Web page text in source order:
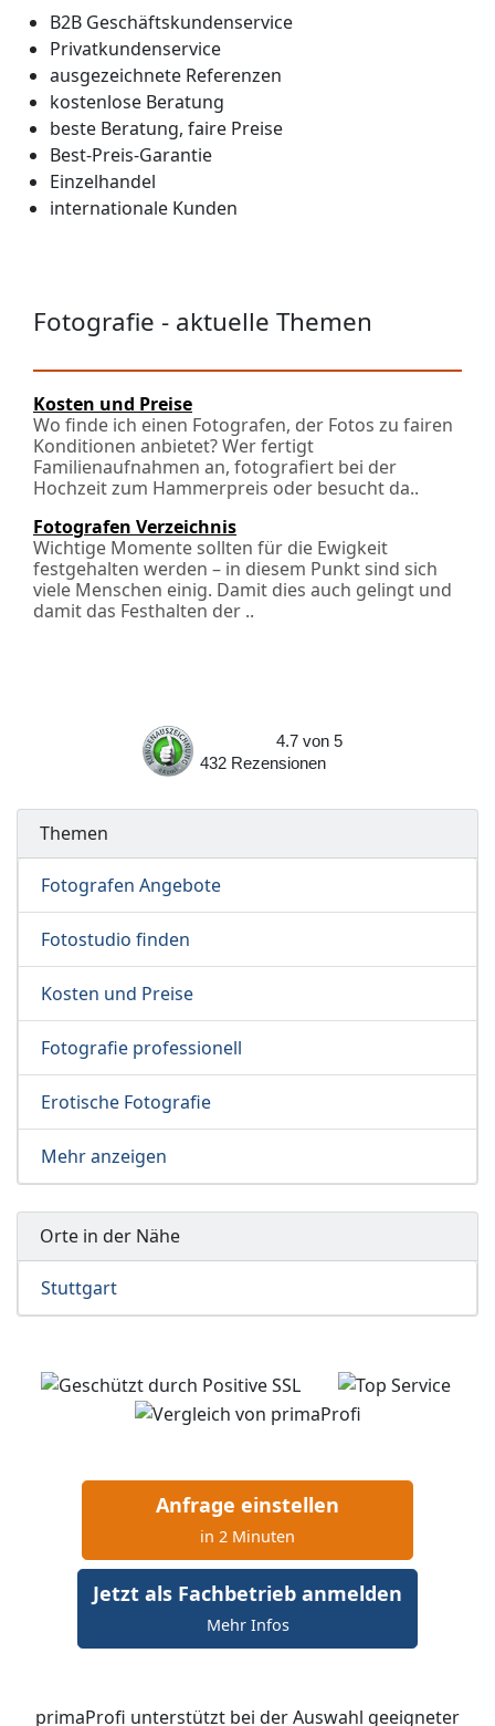
B2B Geschäftskundenservice
Privatkundenservice
ausgezeichnete Referenzen
kostenlose Beratung
beste Beratung, faire Preise
Best-Preis-Garantie
Einzelhandel
internationale Kunden
Fotografie - aktuelle Themen
Kosten und Preise
Wo finde ich einen Fotografen, der Fotos zu fairen
Konditionen anbietet? Wer fertigt
Familienaufnahmen an, fotografiert bei der
Hochzeit zum Hammerpreis oder besucht da..
Fotografen Verzeichnis
Wichtige Momente sollten für die Ewigkeit
festgehalten werden – in diesem Punkt sind sich
viele Menschen einig. Damit dies auch gelingt und
damit das Festhalten der ..
4.7 von 5
432
Rezensionen
Themen
Fotografen Angebote
Fotostudio finden
Kosten und Preise
Fotografie professionell
Erotische Fotografie
Mehr anzeigen
Orte in der Nähe
Stuttgart
Anfrage einstellen
in 2 Minuten
Jetzt als Fachbetrieb anmelden
Mehr Infos
primaProfi unterstützt bei der Auswahl geeigneter